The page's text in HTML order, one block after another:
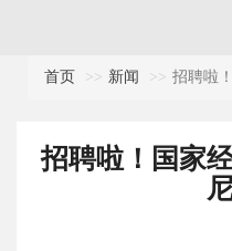
首页 新闻 招聘啦
招聘啦！国家